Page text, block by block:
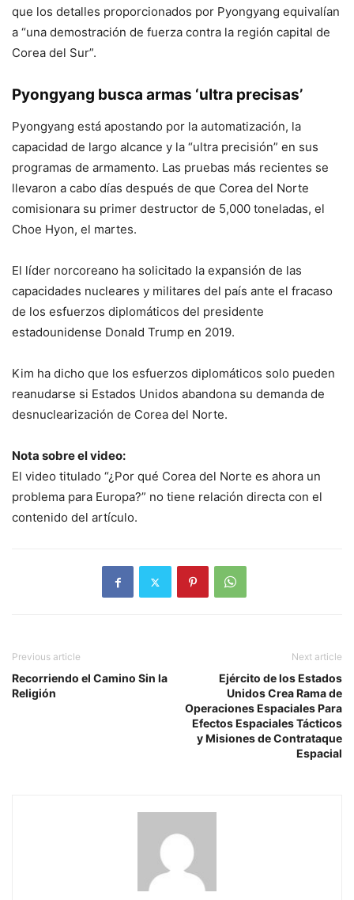
que los detalles proporcionados por Pyongyang equivalían
a “una demostración de fuerza contra la región capital de
Corea del Sur”.
Pyongyang busca armas ‘ultra precisas’
Pyongyang está apostando por la automatización, la
capacidad de largo alcance y la “ultra precisión” en sus
programas de armamento. Las pruebas más recientes se
llevaron a cabo días después de que Corea del Norte
comisionara su primer destructor de 5,000 toneladas, el
Choe Hyon, el martes.
El líder norcoreano ha solicitado la expansión de las
capacidades nucleares y militares del país ante el fracaso
de los esfuerzos diplomáticos del presidente
estadounidense Donald Trump en 2019.
Kim ha dicho que los esfuerzos diplomáticos solo pueden
reanudarse si Estados Unidos abandona su demanda de
desnuclearización de Corea del Norte.
Nota sobre el video:
El video titulado “¿Por qué Corea del Norte es ahora un
problema para Europa?” no tiene relación directa con el
contenido del artículo.
Previous article
Recorriendo el Camino Sin la
Religión
Next article
Ejército de los Estados
Unidos Crea Rama de
Operaciones Espaciales Para
Efectos Espaciales Tácticos
y Misiones de Contrataque
Espacial